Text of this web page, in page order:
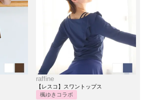
raffine
【レスコ】スワントップス
楓ゆきコラボ